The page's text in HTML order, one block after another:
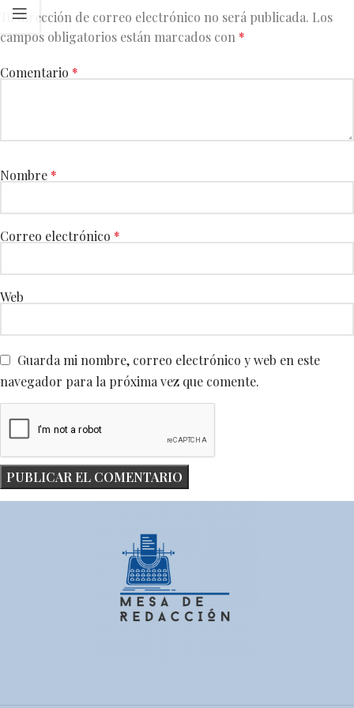
Tu dirección de correo electrónico no será publicada. Los
campos obligatorios están marcados con *
Comentario *
Nombre *
Correo electrónico *
Web
Guarda mi nombre, correo electrónico y web en este
navegador para la próxima vez que comente.